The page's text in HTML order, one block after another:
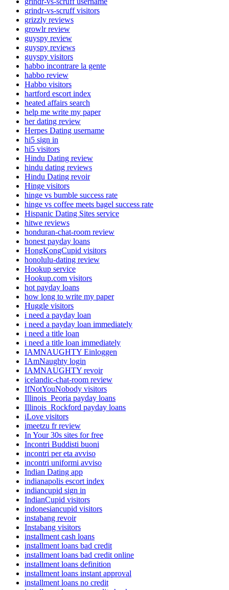
grindr-vs-scruff visitors
grizzly reviews
growlr review
guyspy review
guyspy reviews
guyspy visitors
habbo incontrare la gente
habbo review
Habbo visitors
hartford escort index
heated affairs search
help me write my paper
her dating review
Herpes Dating username
hi5 sign in
hi5 visitors
Hindu Dating review
hindu dating reviews
Hindu Dating revoir
Hinge visitors
hinge vs bumble success rate
hinge vs coffee meets bagel success rate
Hispanic Dating Sites service
hitwe reviews
honduran-chat-room review
honest payday loans
HongKongCupid visitors
honolulu-dating review
Hookup service
Hookup.com visitors
hot payday loans
how long to write my paper
Huggle visitors
i need a payday loan
i need a payday loan immediately
i need a title loan
i need a title loan immediately
IAMNAUGHTY Einloggen
IAmNaughty login
IAMNAUGHTY revoir
icelandic-chat-room review
IfNotYouNobody visitors
Illinois_Peoria payday loans
Illinois_Rockford payday loans
iLove visitors
imeetzu fr review
In Your 30s sites for free
Incontri Buddisti buoni
incontri per eta avviso
incontri uniformi avviso
Indian Dating app
indianapolis escort index
indiancupid sign in
IndianCupid visitors
indonesiancupid visitors
instabang revoir
Instabang visitors
installment cash loans
installment loans bad credit
installment loans bad credit online
installment loans definition
installment loans instant approval
installment loans no credit